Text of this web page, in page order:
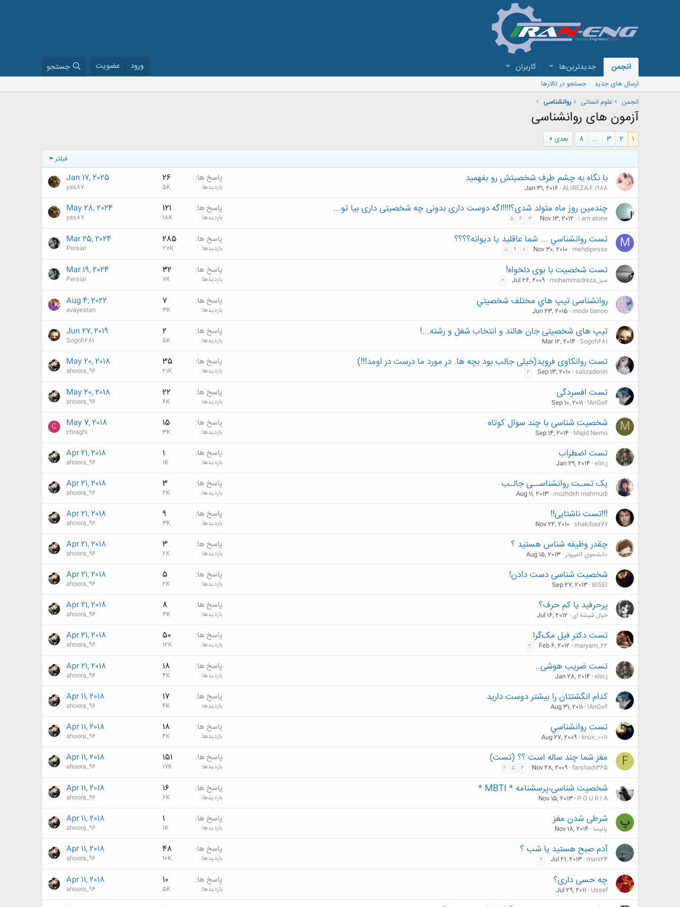
انجمن جدیدترین‌ها کاربران ورود عضویت جستجو
ارسال های جدید
جستجو در تالارها
انجمن
علوم انسانی روانشناسی
آزمون های روانشناسی
1
2
3
...
8
بعدی
فیلتر
با نگاه به چشم طرف شخصیتش رو بفهمید
ALIREZA.F.1988
Jan 31, 2016
پاسخ ها 26
بازدیدها 5K
Jan 17, 2025
yas87
چندمین روز ماه متولد شدی؟!!!!اگه دوست داری بدونی چه شخصیتی داری بیا تو...
i am alone
Nov 13, 2012
3
4
5
پاسخ ها 121
بازدیدها 18K
May 28, 2024
yas87
M تست روانشناسي ... شما عاقليد يا ديوانه؟؟؟؟
mehdipesse
Nov 30, 2010
8
9
10
پاسخ ها 285
بازدیدها 27K
Mar 25, 2024
Persia1
تست شخصیت با بوی دلخواه!
mohammadreza_سبز Jul 26, 2009
2
پاسخ ها 32
بازدیدها 7K
Mar 19, 2024
Persia1
روانشناسی تيپ هاي مختلف شخصيتي
modir banoo
Jun 23, 2015
پاسخ ها 7
بازدیدها 3K
Aug 4, 2022
avayestan
تیپ های شخصیتی جان هالند و انتخاب شغل و رشته...!
Sogol1681
Mar 12, 2014
پاسخ ها 2
بازدیدها 5K
Jun 27, 2019
Sogol1681
تست روانکاوی فروید(خیلی جالب بود بچه ها. در مورد ما درست در اومد!!!)
salizadeniri
Sep 13, 2010
2
پاسخ ها 35
بازدیدها 21K
May 20, 2018
ahoora_96
تست افسردگی
!AnGel!
Sep 10, 2011
پاسخ ها 22
بازدیدها 6K
May 20, 2018
ahoora_96
M شخصیت شناسی با چند سوال کوتاه
Majid Nemo
Sep 14, 2014
پاسخ ها 15
بازدیدها 3K
May 7, 2018
chraghi
C
تست اضطراب
elin.j
Jan 29, 2014
پاسخ ها 1
بازدیدها 1K
Apr 21, 2018
ahoora_96
یک تسـت روانشناســی جالـب
mozhdeh mahmudi
Aug 11, 2013
پاسخ ها 3
بازدیدها 2K
Apr 21, 2018
ahoora_96
!!!تست ناشتایی!!
shakibaa77
Nov 22, 2010
پاسخ ها 9
بازدیدها 3K
Apr 21, 2018
ahoora_96
چقدر وظیفه شناس هستید ؟
دانشجوي كامپيوتر Aug 15, 2013
پاسخ ها 3
بازدیدها 2K
Apr 21, 2018
ahoora_96
شخصیت شناسی دست دادن!
BISEI
Sep 27, 2013
پاسخ ها 5
بازدیدها 2K
Apr 21, 2018
ahoora_96
پرحرفید یا کم حرف؟
خیال شیشه ای Jul 16, 2012
پاسخ ها 8
بازدیدها 3K
Apr 21, 2018
ahoora_96
تست دکتر فیل مک‌گرا
maryam_22
Feb 6, 2012
2
پاسخ ها 50
بازدیدها 12K
Apr 21, 2018
ahoora_96
تست ضریب هوشی..
elin.j
Jan 28, 2014
پاسخ ها 18
بازدیدها 4K
Apr 21, 2018
ahoora_96
کدام انگشتتان را بیشتر دوست دارید
!AnGel!
Aug 31, 2011
پاسخ ها 17
بازدیدها 4K
Apr 11, 2018
ahoora_96
تست روانشناسي
linux_0011
Aug 27, 2009
پاسخ ها 18
بازدیدها 4K
Apr 11, 2018
ahoora_96
F مغز شما چند ساله است ؟؟ (تست)
farshad1365
Nov 28, 2009
4
5
6
پاسخ ها 151
بازدیدها 17K
Apr 11, 2018
ahoora_96
شخصیت شناسی،پرسشنامه * MBTI *
P O U R I A
Nov 15, 2013
پاسخ ها 16
بازدیدها 6K
Apr 11, 2018
ahoora_96
پ شرطی شدن مغز
پانيسا Nov 18, 2014
پاسخ ها 1
بازدیدها 1K
Apr 11, 2018
ahoora_96
آدم صبح هستید یا شب ؟
mani24
Jul 21, 2013
2
پاسخ ها 48
بازدیدها 10K
Apr 11, 2018
ahoora_96
چه حسی داری؟
Ussef
Jul 29, 2011
پاسخ ها 10
بازدیدها 5K
Apr 11, 2018
ahoora_96